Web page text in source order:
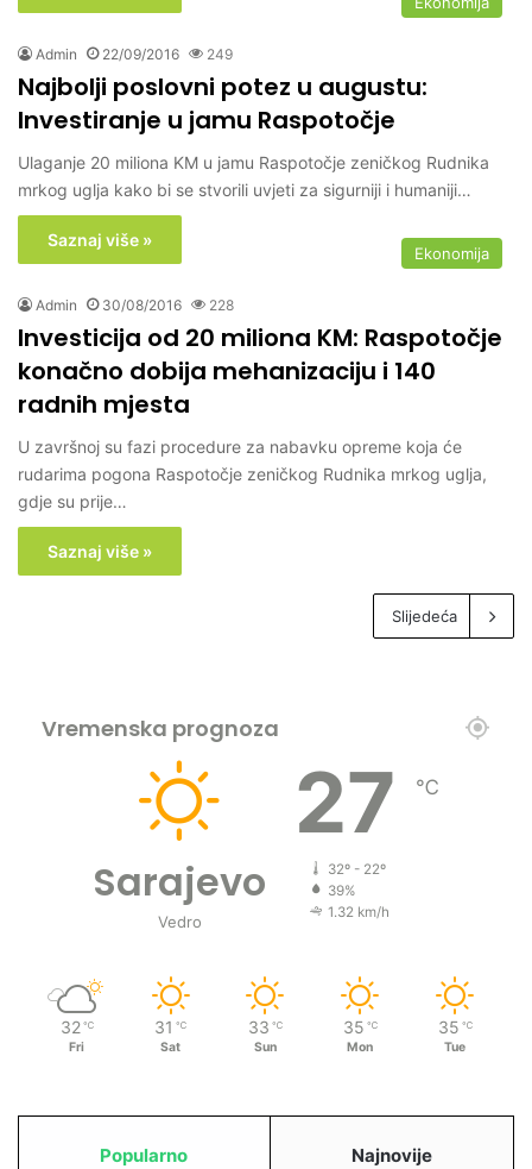
Admin 22/09/2016 249
Najbolji poslovni potez u augustu:
Investiranje u jamu Raspotočje
Ulaganje 20 miliona KM u jamu Raspotočje zeničkog Rudnika
mrkog uglja kako bi se stvorili uvjeti za sigurniji i humaniji…
Saznaj više »
Ekonomija
Admin 30/08/2016 228
Investicija od 20 miliona KM: Raspotočje
konačno dobija mehanizaciju i 140
radnih mjesta
U završnoj su fazi procedure za nabavku opreme koja će
rudarima pogona Raspotočje zeničkog Rudnika mrkog uglja,
gdje su prije…
Saznaj više »
Slijedeća
Vremenska prognoza
Sarajevo
Vedro
27 ℃
32º - 22º
39%
1.32 km/h
32 ℃
Fri
31 ℃
Sat
33 ℃
Sun
35 ℃
Mon
35 ℃
Tue
Popularno Najnovije